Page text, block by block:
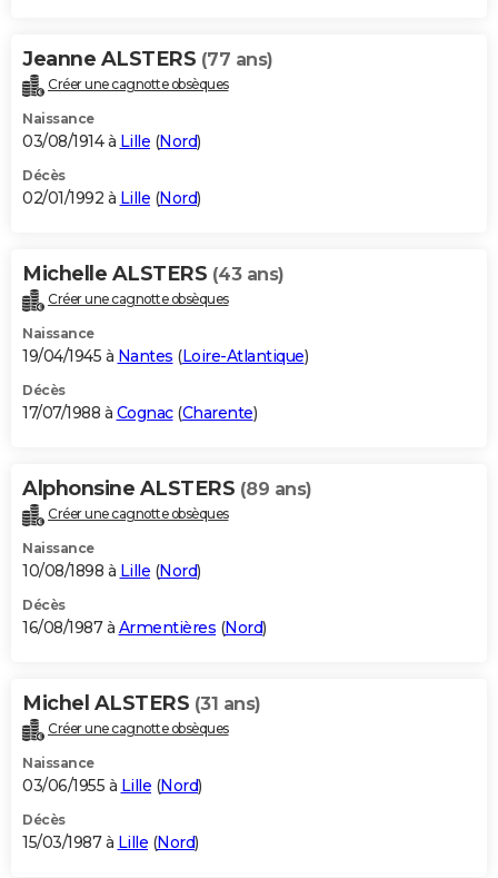
Jeanne ALSTERS (77 ans)
Créer une cagnotte obsèques
Naissance
03/08/1914 à Lille (Nord)
Décès
02/01/1992 à Lille (Nord)
Michelle ALSTERS (43 ans)
Créer une cagnotte obsèques
Naissance
19/04/1945 à Nantes (Loire-Atlantique)
Décès
17/07/1988 à Cognac(Charente)
Alphonsine ALSTERS (89 ans)
Créer une cagnotte obsèques
Naissance
10/08/1898 à Lille (Nord)
Décès
16/08/1987 à Armentières (Nord)
Michel ALSTERS (31 ans)
Créer une cagnotte obsèques
Naissance
03/06/1955 à Lille (Nord)
Décès
15/03/1987 à Lille (Nord)